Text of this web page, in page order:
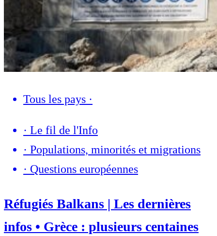
Tous les pays ·
· Le fil de l'Info
· Populations, minorités et migrations
· Questions européennes
Réfugiés Balkans | Les dernières
infos • Grèce : plusieurs centaines